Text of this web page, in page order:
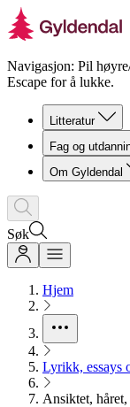
Navigasjon: Pil
Escape for å lukke.
Litteratur
Fag og
Om Gyldendal
Søk
Hjem
Lyrikk, essays
Ansiktet,